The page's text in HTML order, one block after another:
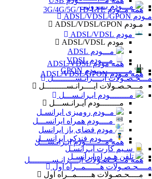
مـــودم بـیـرونـی
همه مــودم 3G/4G/5G/TD-LTE
مـودم ADSL/VDSL/GPON
مـودم ADSL/VDSL/GPON
مودم ADSL/VDSL
مودم ADSL/VDSL
مـــودم ADSL
مـــودم VDSL
همه مودم ADSL/VDSL
مـــــــــــــودم GPON
همه مـودم ADSL/VDSL/GPON
مـــحـصـولات ایــــرانـســـــــــل
مـــحـصـولات ایــــرانـســـــــــل
مــــــــودم ایـرانـســـل
مــــــــودم ایـرانـســـل
مــودم رومیزی ایرانسـل
مــــودم همراه ایرانســـل
مودم فضای باز ایرانسل
مـــودم فندکی ایرانســل
همه مــــــــودم ایـرانـســـل
سـیم کارت ایـرانسـل
تلفن هـمراه ایرانسـل
همه مـــحـصـولات ایــــرانـســـــــــل
مــــحـصـولات هــــــمــراه اول
مــــحـصـولات هــــــمــراه اول